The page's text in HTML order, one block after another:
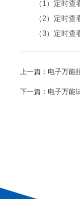
（1）定时查看
（2）定时查看
（3）定时查看
上一篇： 电子万能
下一篇： 电子万能